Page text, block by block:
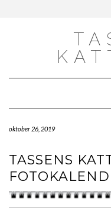
oktober 26, 2019
TASSENS